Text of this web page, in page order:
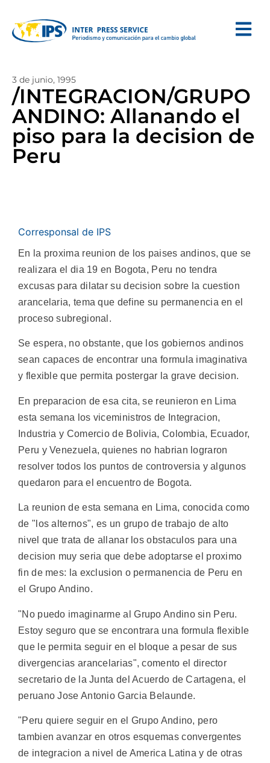
3 de junio, 1995
/INTEGRACION/GRUPO
ANDINO: Allanando el
piso para la decision de
Peru
Corresponsal de IPS
En la proxima reunion de los paises andinos, que se
realizara el dia 19 en Bogota, Peru no tendra
excusas para dilatar su decision sobre la cuestion
arancelaria, tema que define su permanencia en el
proceso subregional.
Se espera, no obstante, que los gobiernos andinos
sean capaces de encontrar una formula imaginativa
y flexible que permita postergar la grave decision.
En preparacion de esa cita, se reunieron en Lima
esta semana los viceministros de Integracion,
Industria y Comercio de Bolivia, Colombia, Ecuador,
Peru y Venezuela, quienes no habrian lograron
resolver todos los puntos de controversia y algunos
quedaron para el encuentro de Bogota.
La reunion de esta semana en Lima, conocida como
de "los alternos", es un grupo de trabajo de alto
nivel que trata de allanar los obstaculos para una
decision muy seria que debe adoptarse el proximo
fin de mes: la exclusion o permanencia de Peru en
el Grupo Andino.
"No puedo imaginarme al Grupo Andino sin Peru.
Estoy seguro que se encontrara una formula flexible
que le permita seguir en el bloque a pesar de sus
divergencias arancelarias", comento el director
secretario de la Junta del Acuerdo de Cartagena, el
peruano Jose Antonio Garcia Belaunde.
"Peru quiere seguir en el Grupo Andino, pero
tambien avanzar en otros esquemas convergentes
de integracion a nivel de America Latina y de otras